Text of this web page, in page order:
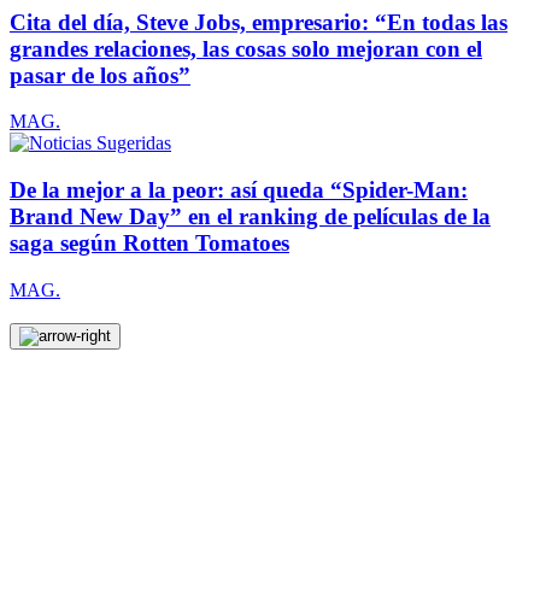
Cita del día, Steve Jobs, empresario: “En todas las
grandes relaciones, las cosas solo mejoran con el
pasar de los años”
MAG.
De la mejor a la peor: así queda “Spider-Man:
Brand New Day” en el ranking de películas de la
saga según Rotten Tomatoes
MAG.